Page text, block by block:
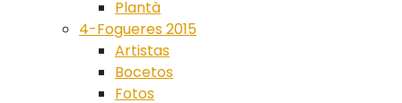
Plantà
4-Fogueres 2015
Artistas
Bocetos
Fotos